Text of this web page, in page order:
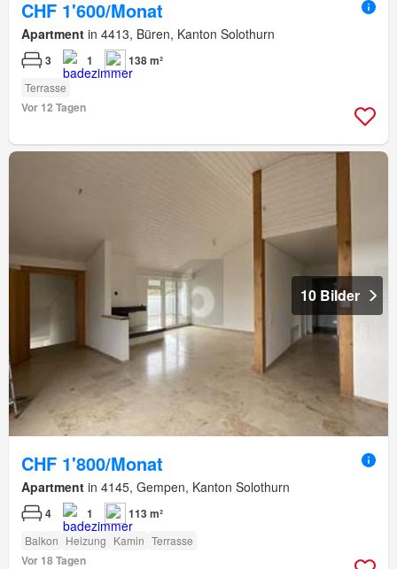
CHF 1'600/Monat
Apartment in 4413, Büren, Kanton Solothurn
3 1 138 m²
Terrasse
Vor 12 Tagen
10 Bilder
CHF 1'800/Monat
Apartment in 4145, Gempen, Kanton Solothurn
4 1 113 m²
Balkon Heizung Kamin Terrasse
Vor 18 Tagen